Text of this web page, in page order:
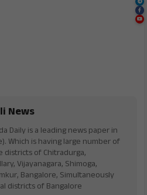
News
Daily is a leading news paper in
Which is having large number of
districts of Chitradurga,
Vijayanagara, Shimoga,
Bangalore, Simultaneously
districts of Bangalore